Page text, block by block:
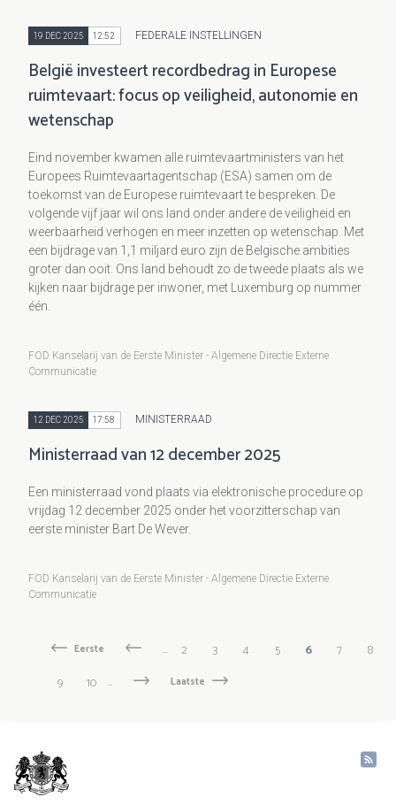
19 DEC 2025 12:52 FEDERALE INSTELLINGEN
België investeert recordbedrag in Europese
ruimtevaart: focus op veiligheid, autonomie en
wetenschap
Eind november kwamen alle ruimtevaartministers van het
Europees Ruimtevaartagentschap (ESA) samen om de
toekomst van de Europese ruimtevaart te bespreken. De
volgende vijf jaar wil ons land onder andere de veiligheid en
weerbaarheid verhogen en meer inzetten op wetenschap. Met
een bijdrage van 1,1 miljard euro zijn de Belgische ambities
groter dan ooit. Ons land behoudt zo de tweede plaats als we
kijken naar bijdrage per inwoner, met Luxemburg op nummer
één.
FOD Kanselarij van de Eerste Minister - Algemene Directie Externe
Communicatie
12 DEC 2025 17:58 MINISTERRAAD
Ministerraad van 12 december 2025
Een ministerraad vond plaats via elektronische procedure op
vrijdag 12 december 2025 onder het voorzitterschap van
eerste minister Bart De Wever.
FOD Kanselarij van de Eerste Minister - Algemene Directie Externe
Communicatie
PagineringEerste
Eerste
Vorige
‹… Pagina
2 Pagina
3 Pagina
4 Pagina
5
Huidige
6 Pagina
7
8
Pagina
9 Pagina
10 …
Volgende
VolgendeLaatste
Laatste